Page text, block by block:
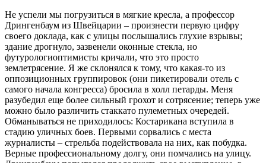
Не успели мы погрузиться в мягкие кресла, а профессор
Дрингенбаум из Швейцарии – произнести первую цифру
своего доклада, как с улицы послышались глухие взрывы;
здание дрогнуло, зазвенели оконные стекла, но
футурологиоптимисты кричали, что это просто
землетрясение. Я же склонялся к тому, что какая-то из
оппозиционных группировок (они пикетировали отель с
самого начала конгресса) бросила в холл петарды. Меня
разубедил еще более сильный грохот и сотрясение; теперь уже
можно было различить стаккато пулеметных очередей.
Обманываться не приходилось: Костарикана вступила в
стадию уличных боев. Первыми сорвались с места
журналисты – стрельба подействовала на них, как побудка.
Верные профессиональному долгу, они помчались на улицу.